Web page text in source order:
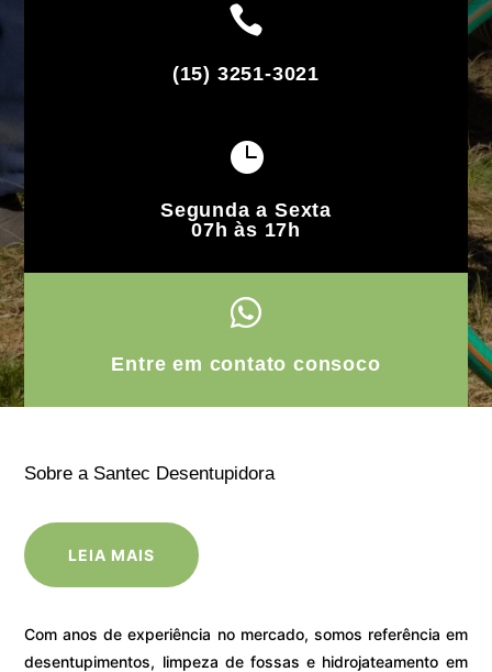

(15) 3251-3021

Segunda a Sexta
07h às 17h

Entre em contato consoco
Sobre a Santec Desentupidora
LEIA MAIS
Com anos de experiência no mercado, somos referência em
desentupimentos, limpeza de fossas e hidrojateamento em